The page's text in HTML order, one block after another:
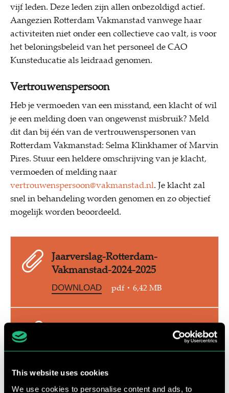
This website uses cookies
We use cookies to personalise content and ads, to
vijf leden. Deze leden zijn allen onbezoldigd actief.
Aangezien Rotterdam Vakmanstad vanwege haar
activiteiten niet onder een collectieve cao valt, is voor
het beloningsbeleid van het personeel de CAO
Kunsteducatie als leidraad genomen.
Vertrouwenspersoon
Heb je vermoeden van een misstand, een klacht of wil
je een melding doen van ongewenst misbruik? Meld
dit dan bij één van de vertrouwenspersonen van
Rotterdam Vakmanstad: Selma Klinkhamer of Marvin
Pires. Stuur een heldere omschrijving van je klacht,
vermoeden of melding naar
vertrouwenspersoon@vakmanstad.nl. Je klacht zal
snel in behandeling worden genomen en zo objectief
mogelijk worden beoordeeld.
Jaarverslag-Rotterdam-
Vakmanstad-2024-2025
DOWNLOAD pdf 6,42 MB
Jaarverslag-Rotterdam-